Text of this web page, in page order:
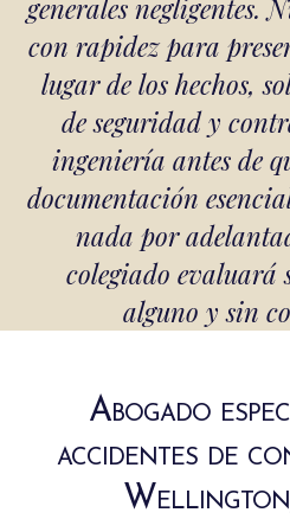
generales negligentes.
con rapidez para
lugar de los hechos,
de seguridad y
ingeniería antes de
documentación
nada por
colegiado evaluará
alguno y sin
Abogado
accidentes de